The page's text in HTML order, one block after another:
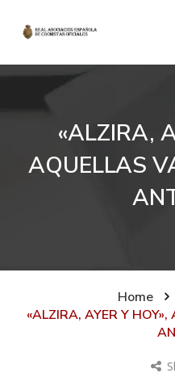
«ALZIRA,
AQUELLAS
Home
«ALZIRA, AYER Y